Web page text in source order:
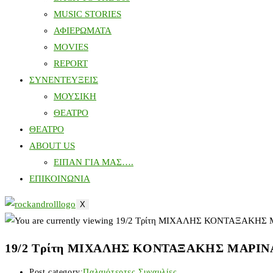
MUSIC STORIES
ΑΦΙΕΡΩΜΑΤΑ
MOVIES
REPORT
ΣΥΝΕΝΤΕΥΞΕΙΣ
ΜΟΥΣΙΚΗ
ΘΕΑΤΡΟ
ΘΕΑΤΡΟ
ABOUT US
ΕΙΠΑΝ ΓΙΑ ΜΑΣ….
ΕΠΙΚΟΙΝΩΝΙΑ
X
19/2 Τρίτη ΜΙΧΑΛΗΣ ΚΟΝΤΑΞΑΚΗΣ